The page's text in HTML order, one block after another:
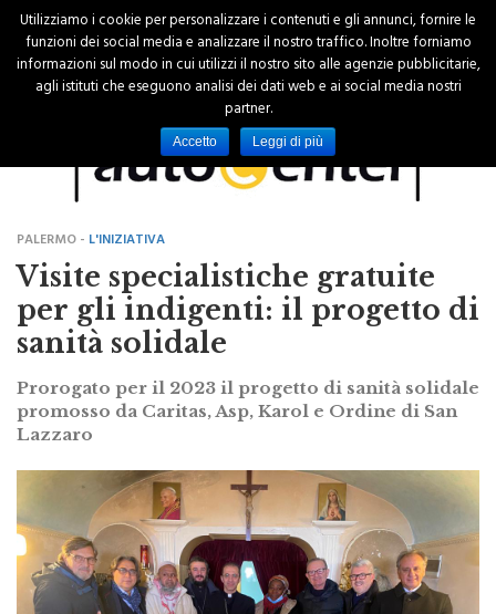
PALERMO -L'INIZIATIVA
Visite specialistiche gratuite
per gli indigenti: il progetto di
sanità solidale
Prorogato per il 2023 il progetto di sanità solidale
promosso da Caritas, Asp, Karol e Ordine di San
Utilizziamo i cookie per personalizzare i contenuti e gli annunci, fornire le
funzioni dei social media e analizzare il nostro traffico. Inoltre forniamo
informazioni sul modo in cui utilizzi il nostro sito alle agenzie pubblicitarie,
agli istituti che eseguono analisi dei dati web e ai social media nostri
partner.
Accetto Leggi di più